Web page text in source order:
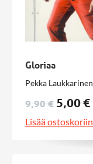
Gloriaa
Pekka Laukkarinen
9,90 € 5,00 €
Lisää ostoskoriin